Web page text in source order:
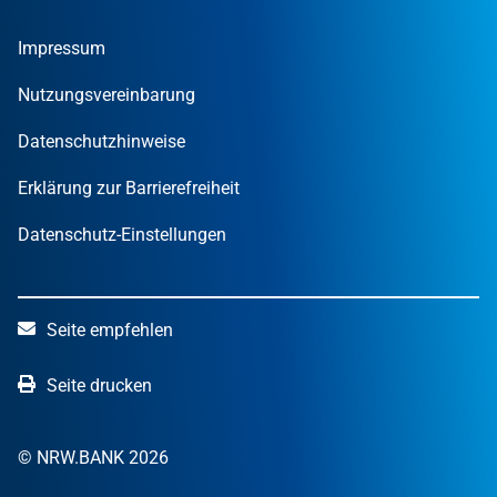
Finanzpublikationen
Öffentliche Kunden
STARTERCENTER NRW
NRW.Venture
Impressum
Nutzungsvereinbarung
Datenschutzhinweise
Erklärung zur Barrierefreiheit
Datenschutz-Einstellungen
Seite empfehlen
Seite drucken
© NRW.BANK 2026